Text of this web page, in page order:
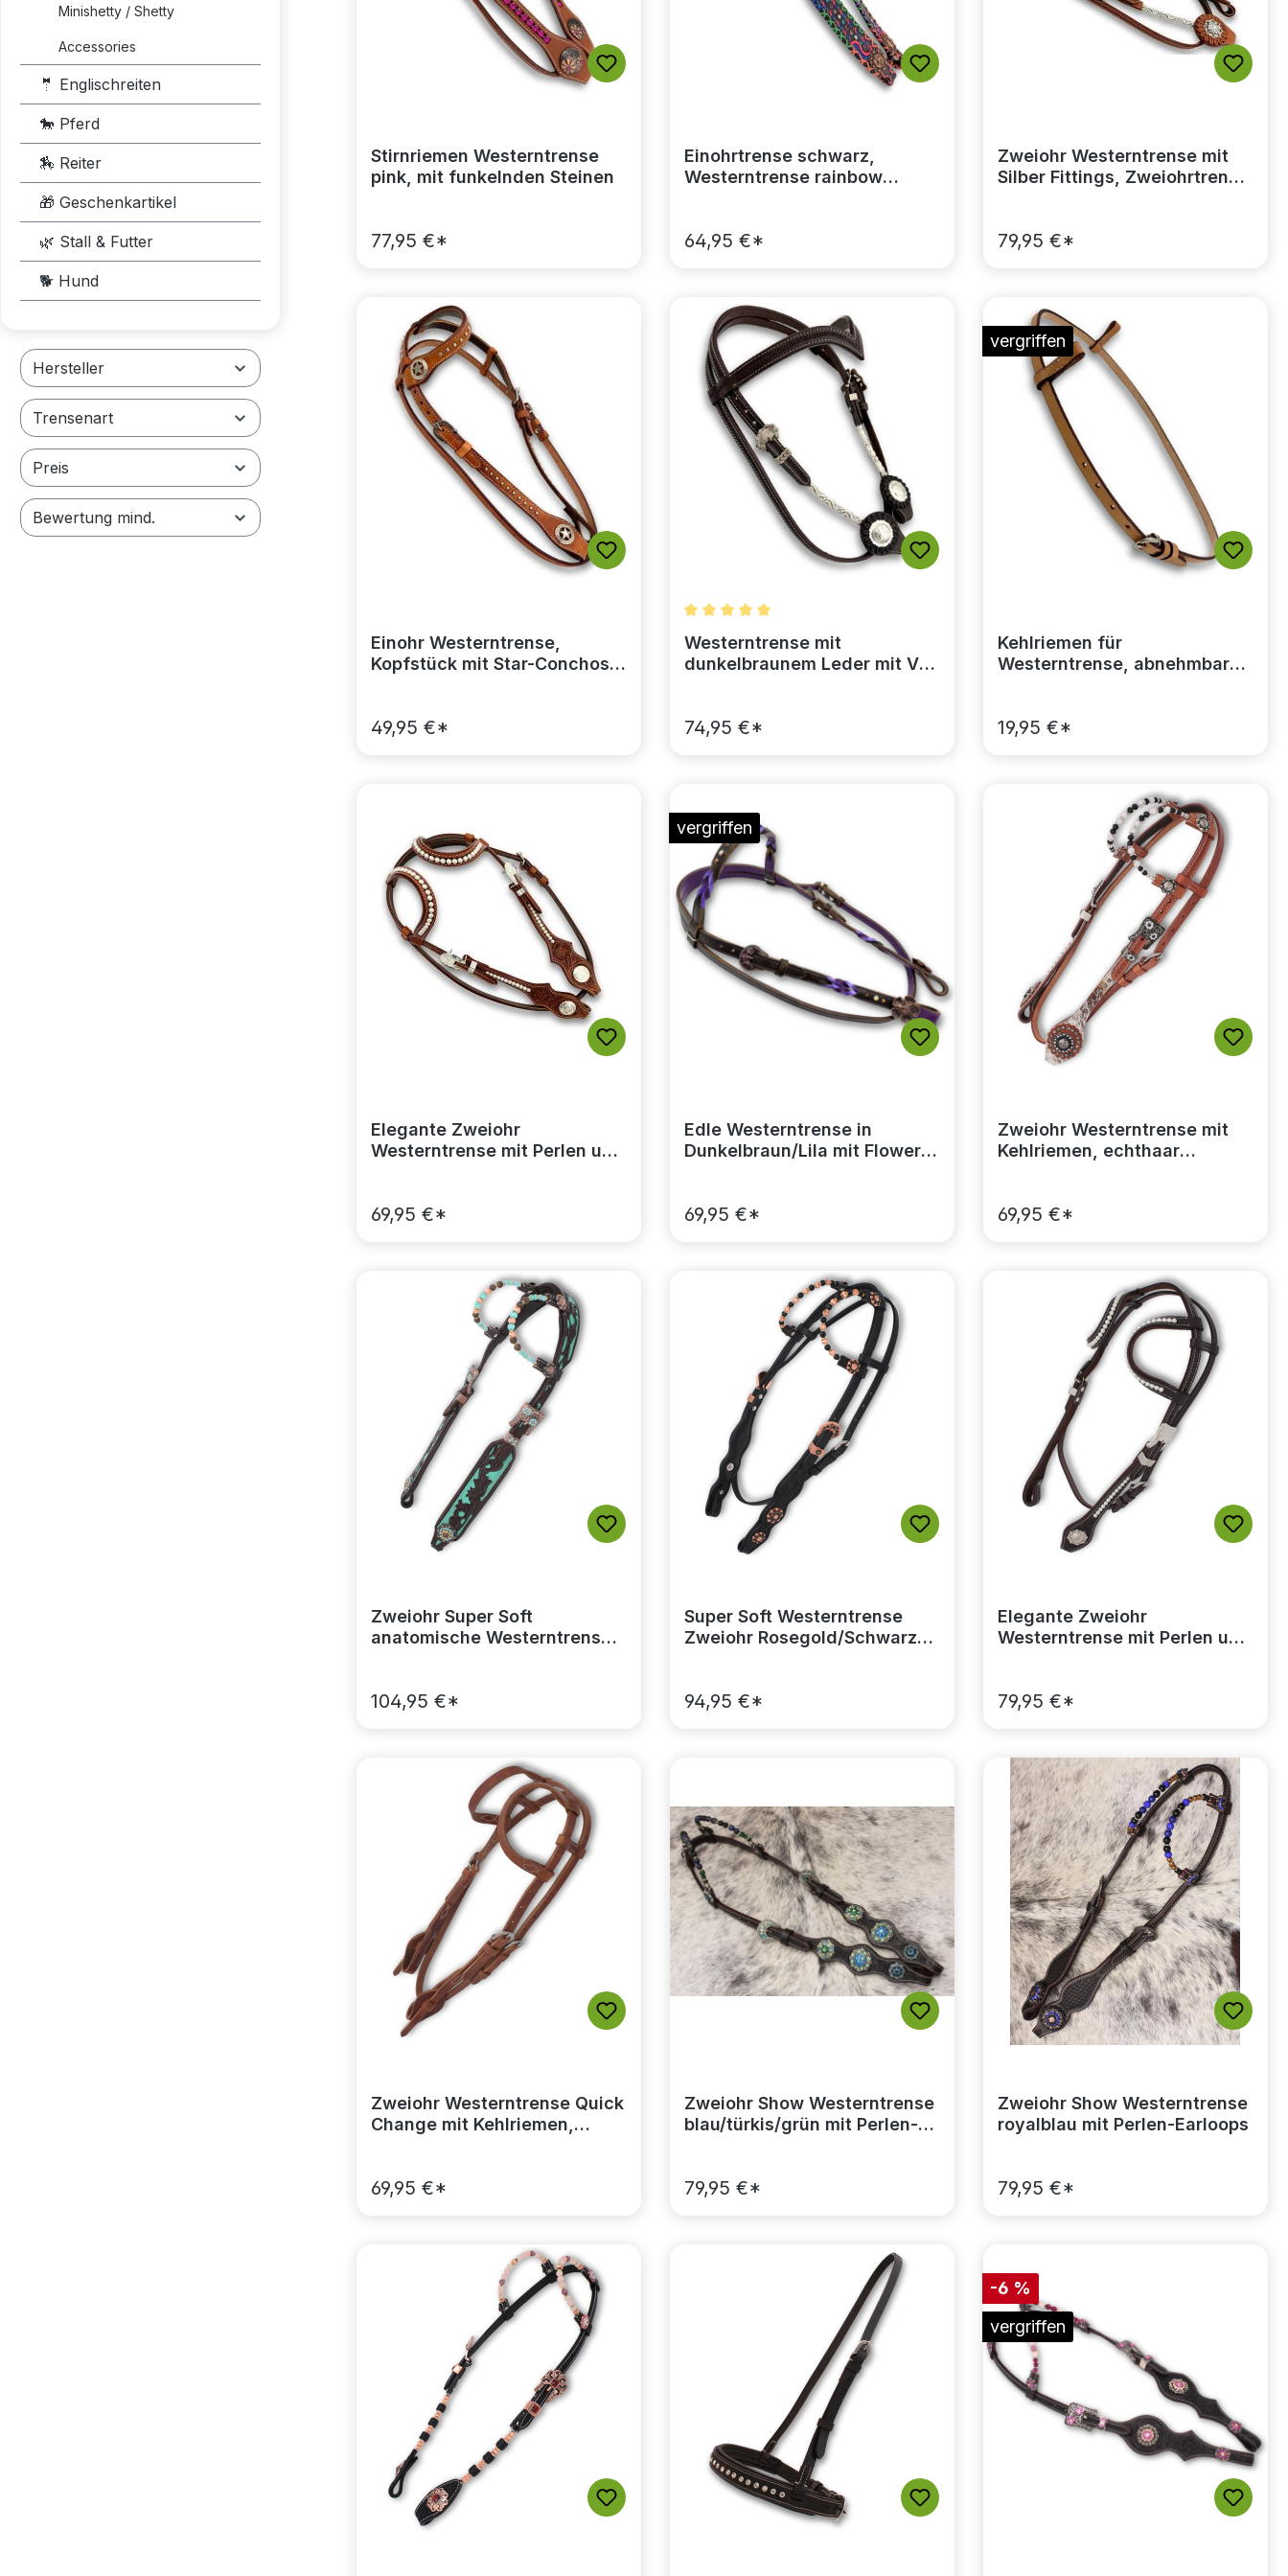
Minishetty / Shetty
Accessories
🤵 Englischreiten
🐎 Pferd
🏇 Reiter
🎁 Geschenkartikel
🌿 Stall & Futter
🐕 Hund
Hersteller
Trensenart
Preis
Bewertung mind.
Stirnriemen Westerntrense
pink, mit funkelnden Steinen
77,95 €*
Einohrtrense schwarz,
Westerntrense rainbow
64,95 €*
Zweiohr Westerntrense mit
Silber Fittings, Zweiohrtrense
79,95 €*
Einohr Westerntrense,
Kopfstück mit Star-Conchos
49,95 €*
Durchschnittliche Bewertung von 5 von 5 Sternen
Westerntrense mit
dunkelbraunem Leder mit V-
74,95 €*
vergriffen
Kehlriemen für
Westerntrense, abnehmbarer
19,95 €*
Elegante Zweiohr
Westerntrense mit Perlen und
69,95 €*
vergriffen
Edle Westerntrense in
Dunkelbraun/Lila mit Flower-
69,95 €*
Zweiohr Westerntrense mit
Kehlriemen, echthaar
69,95 €*
Zweiohr Super Soft
anatomische Westerntrense
104,95 €*
Super Soft Westerntrense
Zweiohr Rosegold/Schwarz
94,95 €*
Elegante Zweiohr
Westerntrense mit Perlen und
79,95 €*
Zweiohr Westerntrense Quick
Change mit Kehlriemen,
69,95 €*
Zweiohr Show Westerntrense
blau/türkis/grün mit Perlen-
79,95 €*
Zweiohr Show Westerntrense
royalblau mit Perlen-Earloops
79,95 €*
-6 %
vergriffen